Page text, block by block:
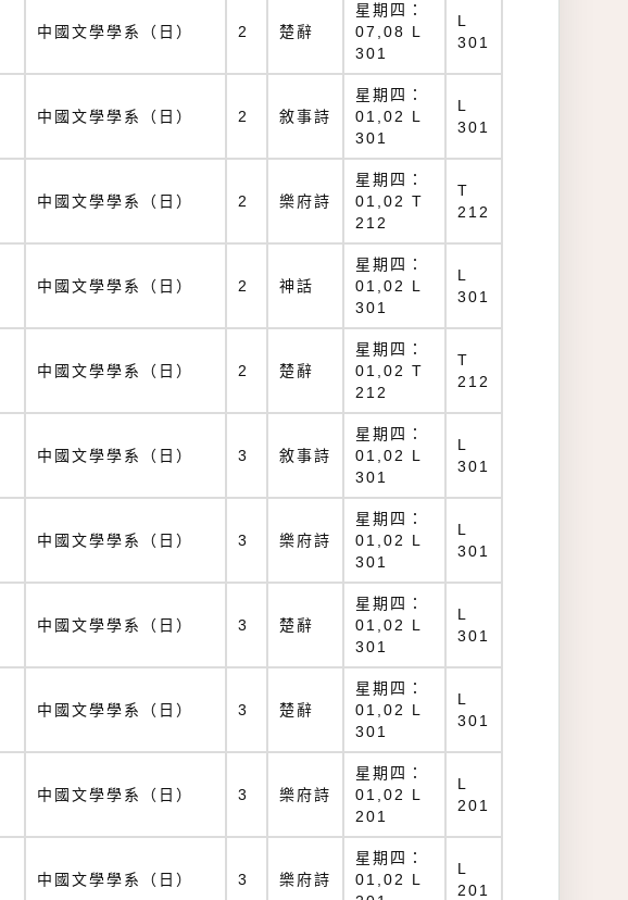
中國文學學系（日） 2 楚辭
星期四：
07,08 L
301
L
301
中國文學學系（日） 2 敘事詩
星期四：
01,02 L
301
L
301
中國文學學系（日） 2 樂府詩
星期四：
01,02 T
212
T
212
中國文學學系（日） 2 神話
星期四：
01,02 L
301
L
301
中國文學學系（日） 2 楚辭
星期四：
01,02 T
212
T
212
中國文學學系（日） 3 敘事詩
星期四：
01,02 L
301
L
301
中國文學學系（日） 3 樂府詩
星期四：
01,02 L
301
L
301
中國文學學系（日） 3 楚辭
星期四：
01,02 L
301
L
301
中國文學學系（日） 3 楚辭
星期四：
01,02 L
301
L
301
中國文學學系（日） 3 樂府詩
星期四：
01,02 L
201
L
201
中國文學學系（日） 3 樂府詩
星期四：
01,02 L
L
201